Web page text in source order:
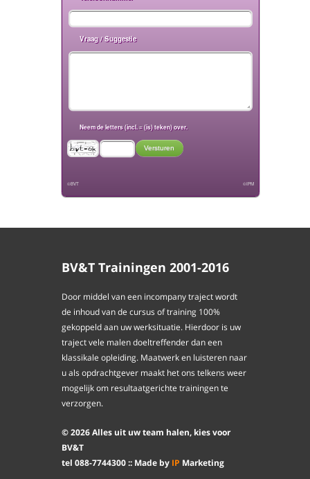
Uw Naam + Achternaam
Uw zakelijke Email adres
Telefoonnummer
BV&T Trainingen 2001-2016
Door middel van een incompany traject wordt
de inhoud van de cursus of training 100%
gekoppeld aan uw werksituatie. Hierdoor is uw
traject vele malen doeltreffender dan een
klassikale opleiding. Maatwerk en luisteren naar
u als opdrachtgever maakt het ons telkens weer
mogelijk om resultaatgerichte trainingen te
verzorgen.
©2026Alles uit uw team halen, kies voor
BV&T
tel 088-7744300:: Made by IP Marketing